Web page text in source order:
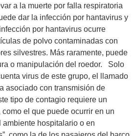
a la muerte por falla respiratoria
dar la infección por hantavirus y
por hantavirus ocurre
de polvo contaminadas con
silvestres. Más raramente, puede
o manipulación del roedor. Solo
virus de este grupo, el llamado
asociado con transmisión de
tipo de contagio requiere un
el que puede ocurrir en un
ambiente hospitalario o en